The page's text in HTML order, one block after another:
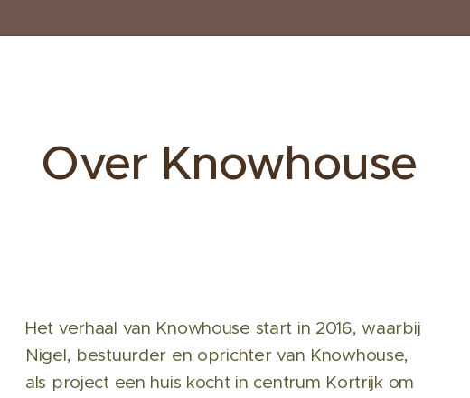
Over Knowhouse
Het verhaal van Knowhouse start in 2016, waarbij
Nigel, bestuurder en oprichter van Knowhouse,
als project een huis kocht in centrum Kortrijk om